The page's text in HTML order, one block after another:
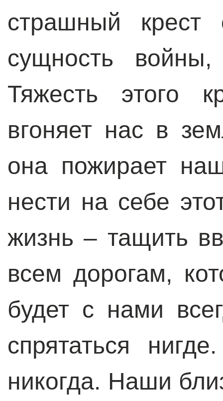
страшный
сущность
Тяжесть этого
вгоняет нас в
она пожирает
нести на себе
жизнь – тащить
всем дорогам,
будет с нами
спрятаться
никогда. Наши